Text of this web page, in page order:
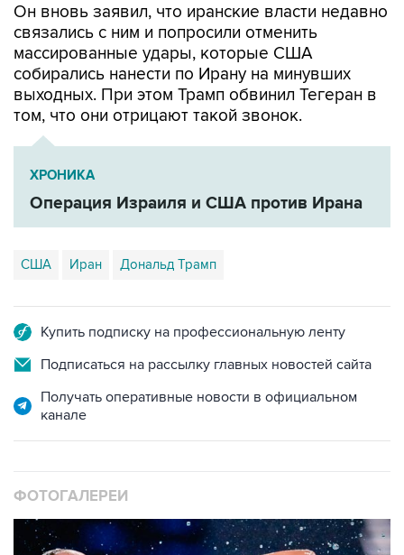
Он вновь заявил, что иранские власти недавно
связались с ним и попросили отменить
массированные удары, которые США
собирались нанести по Ирану на минувших
выходных. При этом Трамп обвинил Тегеран в
том, что они отрицают такой звонок.
ХРОНИКА
Операция Израиля и США против Ирана
США Иран Дональд Трамп
Купить подписку на профессиональную ленту
Подписаться на рассылку главных новостей сайта
Получать оперативные новости в официальном
канале
ФОТОГАЛЕРЕИ